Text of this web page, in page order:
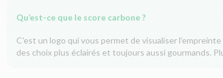
Qu’est-ce que le score carbone ?
C'est un logo qui vous permet de visualiser
des choix plus éclairés et toujours aussi gourmands.